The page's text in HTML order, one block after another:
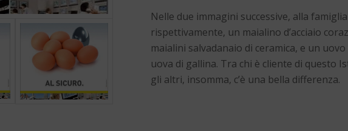
Nelle due immagini successive, alla
rispettivamente, un maialino d’acciaio
maialini salvadanaio di ceramica, e un
uova di gallina. Tra chi è cliente di questo
gli altri, insomma, c’è una bella differenza.